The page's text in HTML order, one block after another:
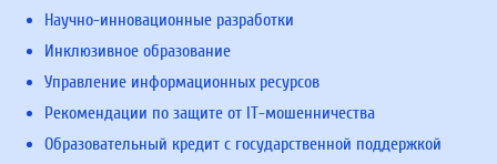
Научно-инновационные разработки
Инклюзивное образование
Управление информационных ресурсов
Рекомендации по защите от IT-мошенничества
Образовательный кредит с государственной поддержкой